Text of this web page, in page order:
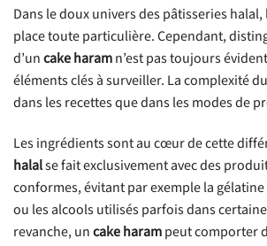
Dans le doux univers des pâtisseries
place toute particulière. Cependant,
d’uncake haramn’est pas toujours
éléments clés à surveiller. La complexité
dans les recettes que dans les modes de
Les ingrédients sont au cœur de cette
halalse fait exclusivement avec des
conformes, évitant par exemple la
ou les alcools utilisés parfois dans
revanche, uncake harampeut comporter